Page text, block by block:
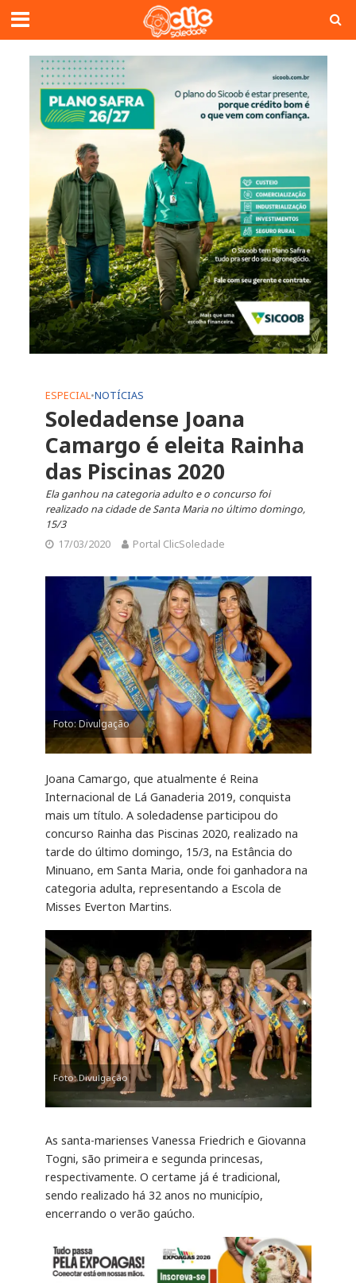
ESPECIAL•NOTÍCIAS
Soledadense Joana
Camargo é eleita Rainha
das Piscinas 2020
Ela ganhou na categoria adulto e o concurso foi
realizado na cidade de Santa Maria no último domingo,
15/3
17/03/2020
Portal ClicSoledade
Foto: Divulgação
Joana Camargo, que atualmente é Reina
Internacional de Lá Ganaderia 2019, conquista
mais um título. A soledadense participou do
concurso Rainha das Piscinas 2020, realizado na
tarde do último domingo, 15/3, na Estância do
Minuano, em Santa Maria, onde foi ganhadora na
categoria adulta, representando a Escola de
Misses Everton Martins.
Foto: Divulgação
As santa-marienses Vanessa Friedrich e Giovanna
Togni, são primeira e segunda princesas,
respectivamente. O certame já é tradicional,
sendo realizado há 32 anos no município,
encerrando o verão gaúcho.